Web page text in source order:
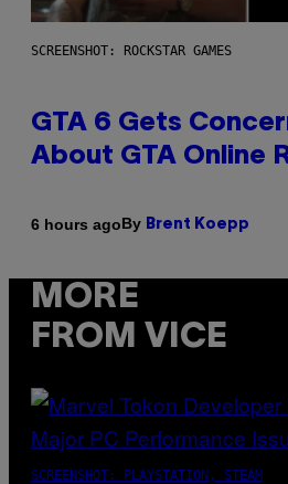
SCREENSHOT: ROCKSTAR GAMES
GTA 6 Gets
About GTA Online
6 hours agoBy Brent Koepp
MORE
FROM VICE
SCREENSHOT: PLAYSTATION, STEAM